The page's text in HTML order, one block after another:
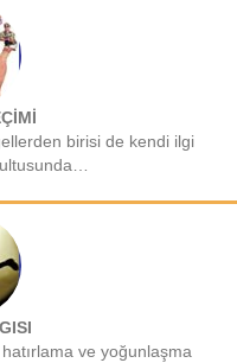
birisi de kendi ilgi
ve yoğunlaşma